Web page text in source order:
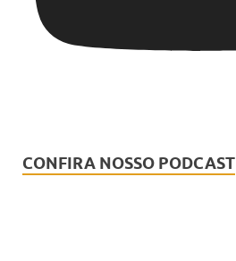
CONFIRA NOSSO PODCAST